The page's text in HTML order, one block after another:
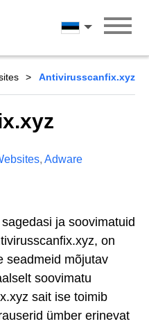
Eesti
Antivirusscanfix.xyz
, Adware
ja soovimatuid
on
seadmeid mõjutav
soovimatu
sait ise toimib
ümber erinevat